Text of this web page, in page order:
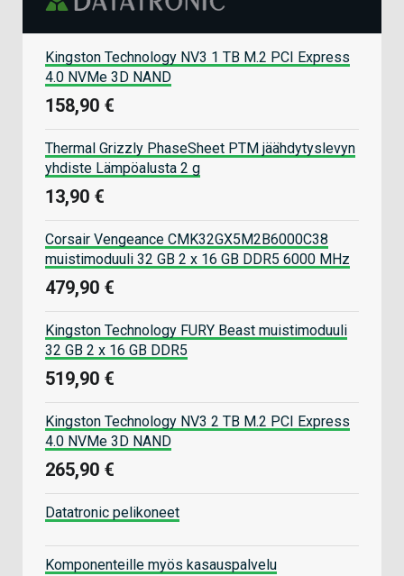
Kingston Technology NV3 1 TB M.2 PCI Express
4.0 NVMe 3D NAND
158,90 €
Thermal Grizzly PhaseSheet PTM jäähdytyslevyn
yhdiste Lämpöalusta 2 g
13,90 €
Corsair Vengeance CMK32GX5M2B6000C38
muistimoduuli 32 GB 2 x 16 GB DDR5 6000 MHz
479,90 €
Kingston Technology FURY Beast muistimoduuli
32 GB 2 x 16 GB DDR5
519,90 €
Kingston Technology NV3 2 TB M.2 PCI Express
4.0 NVMe 3D NAND
265,90 €
Datatronic pelikoneet
Komponenteille myös kasauspalvelu